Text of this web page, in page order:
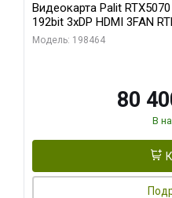
Видеокарта Palit
192bit 3xDP HDMI 3FAN
Модель: 198464
80
В